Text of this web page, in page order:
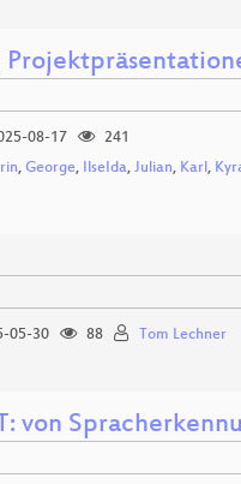
08-17
241
, George, IlseIda, Julian, Karl ,
05-30 88 Tom Lechner
von